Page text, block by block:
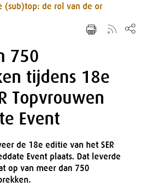
(sub)top: de rol van de or
750
tijdens 18e
Topvrouwen
Event
de 18e editie van het SER
Event plaats. Dat leverde
op van meer dan 750